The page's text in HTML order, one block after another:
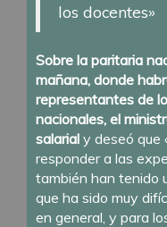
los docentes»
Sobre la paritaria
mañana, donde
representantes de
nacionales, el
salarial y deseó que
responder a las
también han tenido
que ha sido muy
en general, y para